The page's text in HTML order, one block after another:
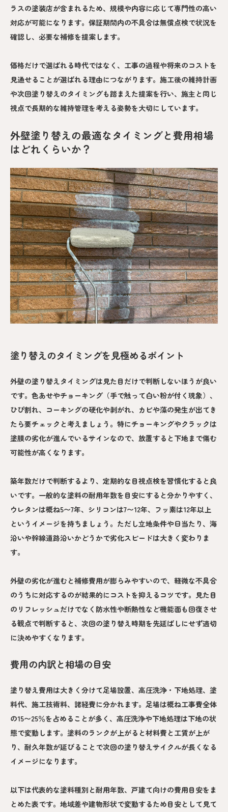
ラスの塗装店が含まれるため、規模や内容に応じて専門性の高い
対応が可能になります。保証期間内の不具合は無償点検で状況を
確認し、必要な補修を提案します。
価格だけで選ばれる時代ではなく、工事の過程や将来のコストを
見通せることが選ばれる理由につながります。施工後の維持計画
や次回塗り替えのタイミングも踏まえた提案を行い、施主と同じ
視点で長期的な維持管理を考える姿勢を大切にしています。
外壁塗り替えの最適なタイミングと費用相場
はどれくらいか？
塗り替えのタイミングを見極めるポイント
外壁の塗り替えタイミングは見た目だけで判断しないほうが良い
です。色あせやチョーキング（手で触って白い粉が付く現象）、
ひび割れ、コーキングの硬化や剥がれ、カビや藻の発生が出てき
たら要チェックと考えましょう。特にチョーキングやクラックは
塗膜の劣化が進んでいるサインなので、放置すると下地まで傷む
可能性が高くなります。
築年数だけで判断するより、定期的な目視点検を習慣化すると良
いです。一般的な塗料の耐用年数を目安にすると分かりやすく、
ウレタンは概ね5〜7年、シリコンは7〜12年、フッ素は12年以上
というイメージを持ちましょう。ただし立地条件や日当たり、海
沿いや幹線道路沿いかどうかで劣化スピードは大きく変わりま
す。
外壁の劣化が進むと補修費用が膨らみやすいので、軽微な不具合
のうちに対応するのが結果的にコストを抑えるコツです。見た目
のリフレッシュだけでなく防水性や断熱性など機能面も回復させ
る観点で判断すると、次回の塗り替え時期を先延ばしにせず適切
に決めやすくなります。
費用の内訳と相場の目安
塗り替え費用は大きく分けて足場設置、高圧洗浄・下地処理、塗
料代、施工技術料、諸経費に分かれます。足場は概ね工事費全体
の15〜25％を占めることが多く、高圧洗浄や下地処理は下地の状
態で変動します。塗料のランクが上がると材料費と工賃が上が
り、耐久年数が延びることで次回の塗り替えサイクルが長くなる
イメージになります。
以下は代表的な塗料種別と耐用年数、戸建て向けの費用目安をま
とめた表です。地域差や建物形状で変動するため目安として見て